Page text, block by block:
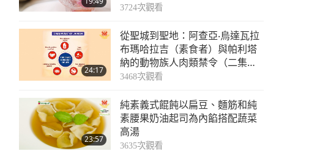
3724次觀看
24:17
從聖城到聖地：阿查亞‧烏達瓦拉
布瑪哈拉吉（素食者）與帕利塔
納的動物族人肉類禁令（二集之
一）
3468次觀看
23:57
純素義式餛飩以扁豆、麵筋和純
素腰果奶油起司為內餡搭配蔬菜
高湯
3635次觀看